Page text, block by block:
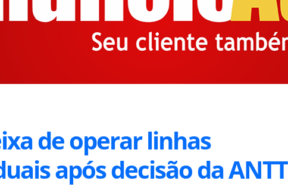
de operar linhas
após decisão da ANTT